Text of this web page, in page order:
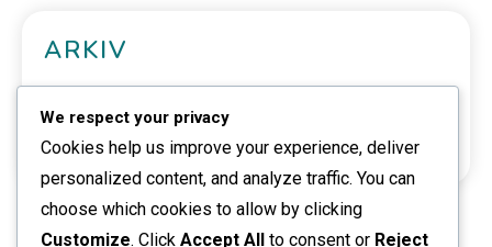
ARKIV
February 2026
We respect your privacy
Cookies help us improve your experience, deliver
personalized content, and analyze traffic. You can
choose which cookies to allow by clicking
Customize. Click Accept All to consent or Reject